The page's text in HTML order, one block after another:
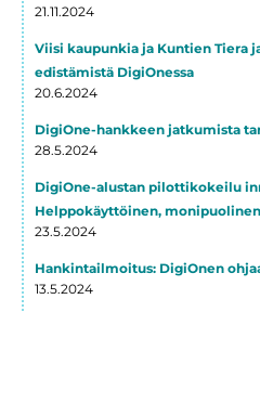
21.11.2024
Viisi kaupunkia ja Kuntien Tiera
edistämistä DigiOnessa
20.6.2024
DigiOne-hankkeen jatkumista
28.5.2024
DigiOne-alustan pilottikokeilu
Helppokäyttöinen,
23.5.2024
Hankintailmoitus: DigiOnen
13.5.2024